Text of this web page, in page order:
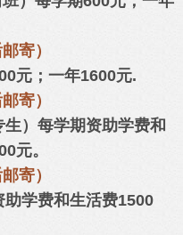
寄）
；一年1600元.
寄）
）每学期资助学费和
元。
寄）
学费和生活费1500